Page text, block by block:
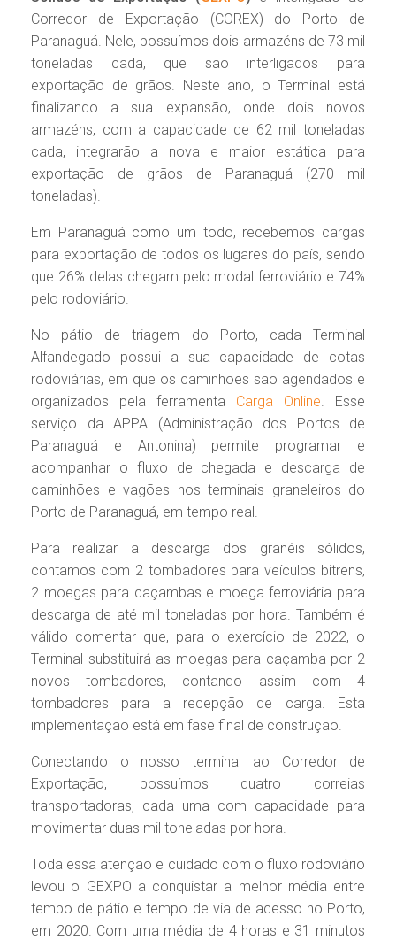
Corredor de Exportação (COREX) do Porto de
Paranaguá. Nele, possuímos dois armazéns de 73 mil
toneladas cada, que são interligados para
exportação de grãos. Neste ano, o Terminal está
finalizando a sua expansão, onde dois novos
armazéns, com a capacidade de 62 mil toneladas
cada, integrarão a nova e maior estática para
exportação de grãos de Paranaguá (270 mil
toneladas).
Em Paranaguá como um todo, recebemos cargas
para exportação de todos os lugares do país, sendo
que 26% delas chegam pelo modal ferroviário e 74%
pelo rodoviário.
No pátio de triagem do Porto, cada Terminal
Alfandegado possui a sua capacidade de cotas
rodoviárias, em que os caminhões são agendados e
organizados pela ferramenta Carga Online. Esse
serviço da APPA (Administração dos Portos de
Paranaguá e Antonina) permite programar e
acompanhar o fluxo de chegada e descarga de
caminhões e vagões nos terminais graneleiros do
Porto de Paranaguá, em tempo real.
Para realizar a descarga dos granéis sólidos,
contamos com 2 tombadores para veículos bitrens,
2 moegas para caçambas e moega ferroviária para
descarga de até mil toneladas por hora. Também é
válido comentar que, para o exercício de 2022, o
Terminal substituirá as moegas para caçamba por 2
novos tombadores, contando assim com 4
tombadores para a recepção de carga. Esta
implementação está em fase final de construção.
Conectando o nosso terminal ao Corredor de
Exportação, possuímos quatro correias
transportadoras, cada uma com capacidade para
movimentar duas mil toneladas por hora.
Toda essa atenção e cuidado com o fluxo rodoviário
levou o GEXPO a conquistar a melhor média entre
tempo de pátio e tempo de via de acesso no Porto,
em 2020. Com uma média de 4 horas e 31 minutos